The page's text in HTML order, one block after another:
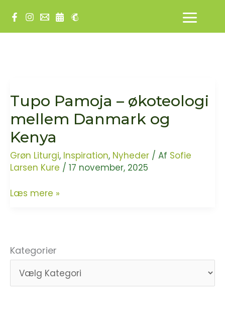
indholdet
Tupo Pamoja – økoteologi
mellem Danmark og
Kenya
Grøn Liturgi, Inspiration, Nyheder / Af Sofie
Larsen Kure / 17 november, 2025
Tupo
mellem
Danmark
og
Læs mere »
Kategorier